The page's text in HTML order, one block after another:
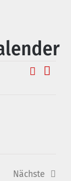
Suche
Nächste